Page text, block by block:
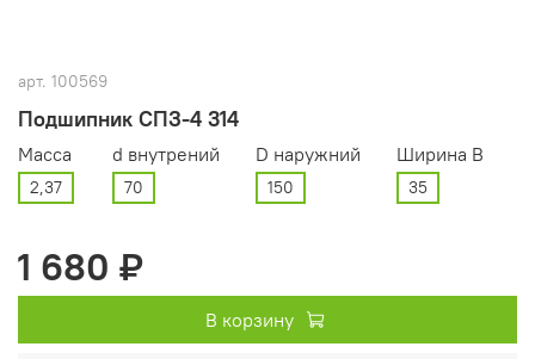
арт. 100569
Подшипник СПЗ-4 314
Масса
2,37
d внутрений
70
D наружний
150
Ширина В
35
1 680 ₽
В корзину